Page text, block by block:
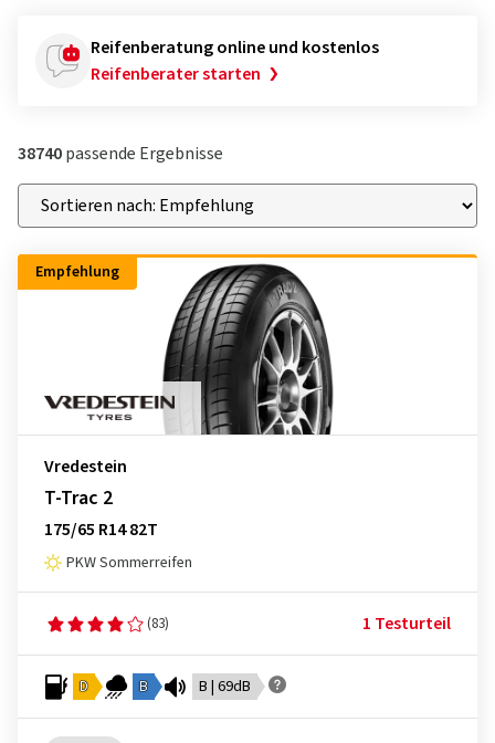
Reifenberatung online und kostenlos
Reifenberater starten
38740passende Ergebnisse
Empfehlung
Vredestein
T-Trac 2
175/65 R14 82T
PKW Sommerreifen
(83) 1 Testurteil
D B B | 69dB